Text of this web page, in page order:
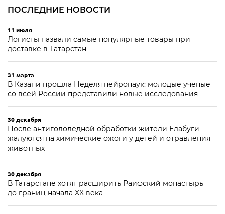
ПОСЛЕДНИЕ НОВОСТИ
11 июля
Логисты назвали самые популярные товары при
доставке в Татарстан
31 марта
В Казани прошла Неделя нейронаук: молодые ученые
со всей России представили новые исследования
30 декабря
После антигололёдной обработки жители Елабуги
жалуются на химические ожоги у детей и отравления
животных
30 декабря
В Татарстане хотят расширить Раифский монастырь
до границ начала XX века